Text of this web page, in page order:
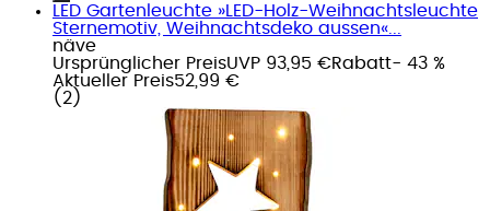
LED Gartenleuchte »LED-Holz-Weihnachtsleuchte
Sternemotiv, Weihnachtsdeko aussen«...
näve
Ursprünglicher PreisUVP 93,95 €Rabatt- 43 %
Aktueller Preis52,99 €
( 2 )